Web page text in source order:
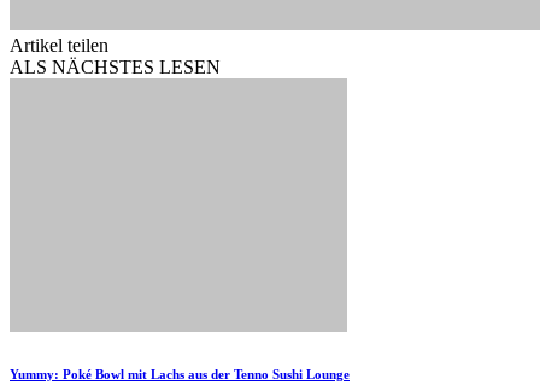
Artikel teilen
ALS NÄCHSTES LESEN
Yummy: Poké Bowl mit Lachs aus der Tenno Sushi Lounge